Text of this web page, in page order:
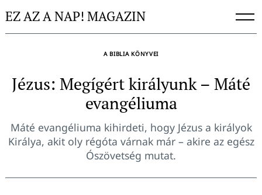
toEZ AZ A NAP! MAGAZIN
A BIBLIA KÖNYVEI
Jézus: Megígért királyunk – Máté
evangéliuma
Máté evangéliuma kihirdeti, hogy Jézus a királyok
Királya, akit oly régóta várnak már – akire az egész
Ószövetség mutat.